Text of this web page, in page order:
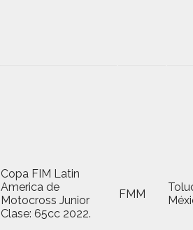
Copa FIM Latin
America de
Motocross Junior
Clase: 65cc 2022.
FMM